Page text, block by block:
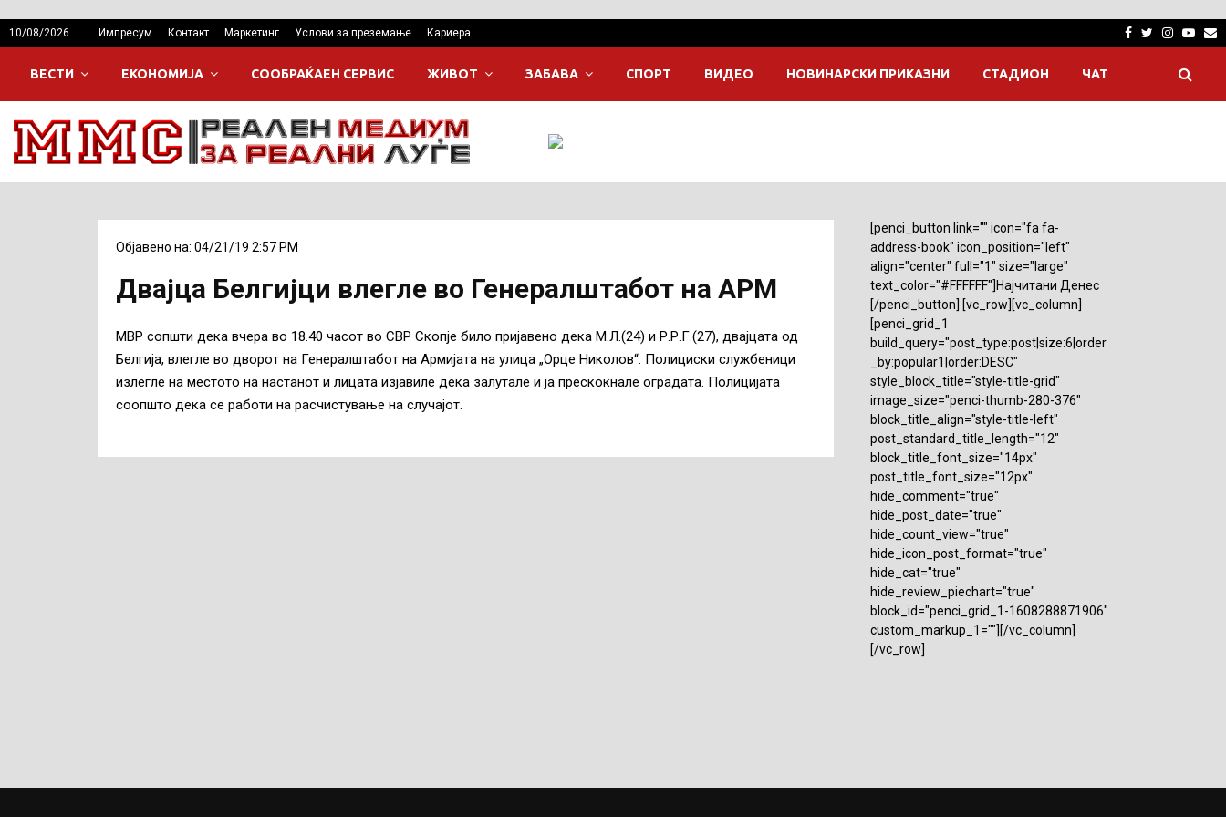
10/08/2026 Импресум Контакт Маркетинг Услови за преземање Кариера Facebook
Twitter
ВЕСТИ ЕКОНОМИЈА СООБРАЌАЕН СЕРВИС ЖИВОТ ЗАБАВА СПОРТ ВИДЕО НОВИНАРСКИ ПРИКАЗНИ СТАДИОН ЧАТ
Објавено на: 04/21/19 2:57 PM
Двајца Белгијци влегле во Генералштабот на АРМ
МВР сопшти дека вчера во 18.40 часот во СВР Скопје било пријавено дека М.Л.(24) и Р.Р.Г.(27), двајцата од
Белгија, влегле во дворот на Генералштабот на Армијата на улица „Орце Николов“. Полициски службеници
излегле на местото на настанот и лицата изјавиле дека залутале и ја прескокнале оградата. Полицијата
соопшто дека се работи на расчистување на случајот.
[penci_button link="" icon="fa fa-
address-book" icon_position="left"
align="center" full="1" size="large"
text_color="#FFFFFF"]Најчитани Денес
[/penci_button] [vc_row][vc_column]
[penci_grid_1
build_query="post_type:post|size:6|order
_by:popular1|order:DESC"
style_block_title="style-title-grid"
image_size="penci-thumb-280-376"
block_title_align="style-title-left"
post_standard_title_length="12"
block_title_font_size="14px"
post_title_font_size="12px"
hide_comment="true"
hide_post_date="true"
hide_count_view="true"
hide_icon_post_format="true"
hide_cat="true"
hide_review_piechart="true"
block_id="penci_grid_1-1608288871906"
custom_markup_1=""][/vc_column]
[/vc_row]